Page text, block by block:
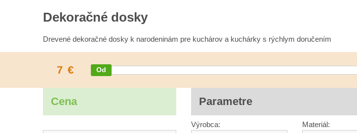
Dekoračné dosky
Drevené dekoračné dosky k narodeninám pre kuchárov a kuchárky s rýchlym doručením
7 €
Cena Parametre
Výrobca: Materiál: